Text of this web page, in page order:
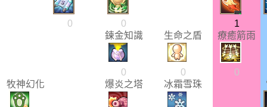
0 0 1
鍊金知識
0
生命之盾
0
療癒箭雨
0
牧神幻化
爆炎之塔 冰霜雪珠